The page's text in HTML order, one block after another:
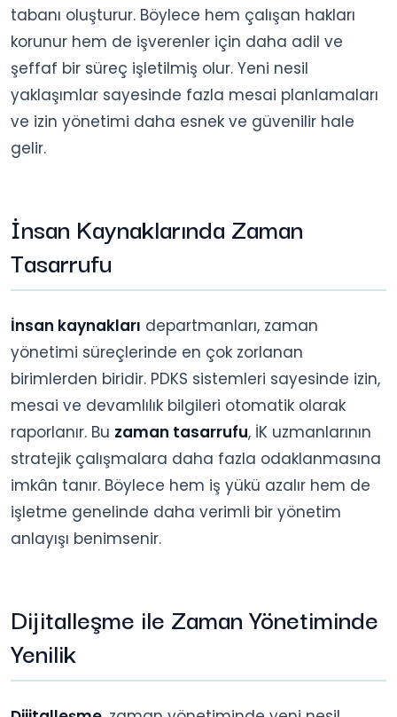
tabanı oluşturur. Böylece hem çalışan hakları
korunur hem de işverenler için daha adil ve
şeffaf bir süreç işletilmiş olur. Yeni nesil
yaklaşımlar sayesinde fazla mesai planlamaları
ve izin yönetimi daha esnek ve güvenilir hale
gelir.
İnsan Kaynaklarında Zaman
Tasarrufu
İnsan kaynakları departmanları, zaman
yönetimi süreçlerinde en çok zorlanan
birimlerden biridir. PDKS sistemleri sayesinde izin,
mesai ve devamlılık bilgileri otomatik olarak
raporlanır. Bu zaman tasarrufu, İK uzmanlarının
stratejik çalışmalara daha fazla odaklanmasına
imkân tanır. Böylece hem iş yükü azalır hem de
işletme genelinde daha verimli bir yönetim
anlayışı benimsenir.
Dijitalleşme ile Zaman Yönetiminde
Yenilik